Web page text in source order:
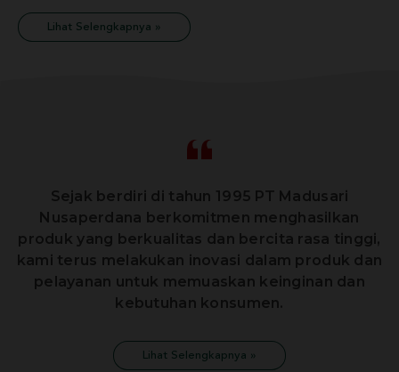
Lihat Selengkapnya »
Sejak berdiri di tahun 1995 PT Madusari
Nusaperdana berkomitmen menghasilkan
produk yang berkualitas dan bercita rasa tinggi,
kami terus melakukan inovasi dalam produk dan
pelayanan untuk memuaskan keinginan dan
kebutuhan konsumen.
Lihat Selengkapnya »